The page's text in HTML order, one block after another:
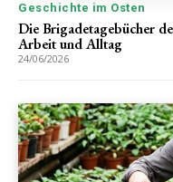
Geschichte im Osten
Die Brigadetagebücher
Arbeit und Alltag
24/06/2026